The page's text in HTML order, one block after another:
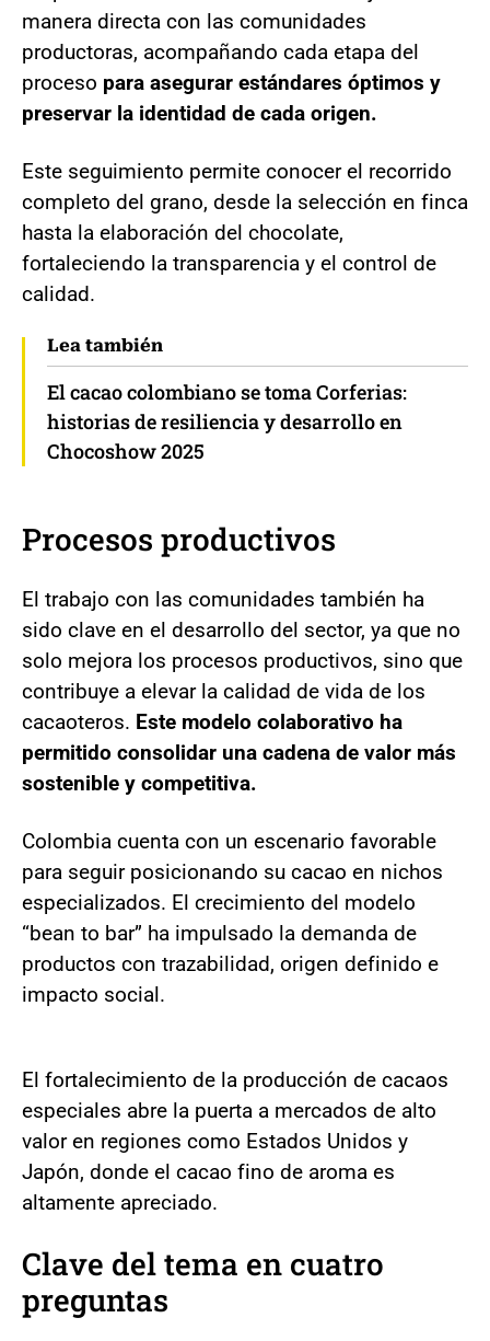
manera directa con las comunidades
productoras, acompañando cada etapa del
proceso para asegurar estándares óptimos y
preservar la identidad de cada origen.
Este seguimiento permite conocer el recorrido
completo del grano, desde la selección en finca
hasta la elaboración del chocolate,
fortaleciendo la transparencia y el control de
calidad.
Lea también
El cacao colombiano se toma Corferias:
historias de resiliencia y desarrollo en
Chocoshow 2025
Procesos productivos
El trabajo con las comunidades también ha
sido clave en el desarrollo del sector, ya que no
solo mejora los procesos productivos, sino que
contribuye a elevar la calidad de vida de los
cacaoteros. Este modelo colaborativo ha
permitido consolidar una cadena de valor más
sostenible y competitiva.
Colombia cuenta con un escenario favorable
para seguir posicionando su cacao en nichos
especializados. El crecimiento del modelo
“bean to bar” ha impulsado la demanda de
productos con trazabilidad, origen definido e
impacto social.
El fortalecimiento de la producción de cacaos
especiales abre la puerta a mercados de alto
valor en regiones como Estados Unidos y
Japón, donde el cacao fino de aroma es
altamente apreciado.
Clave del tema en cuatro
preguntas